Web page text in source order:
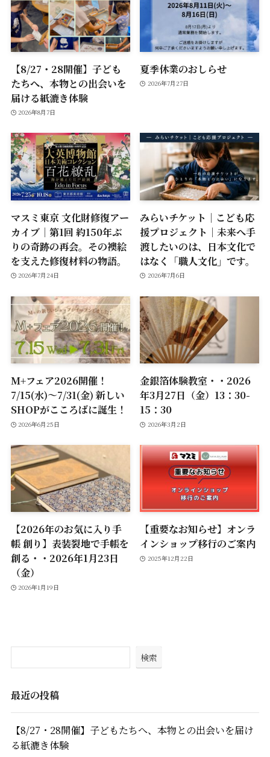
【8/27・28開催】子ども
たちへ、本物との出会いを
届ける紙漉き体験
2026年8月7日
夏季休業のおしらせ
2026年7月27日
マスミ東京 文化財修復アー
カイブ｜第1回 約150年ぶ
りの奇跡の再会。その襖絵
を支えた修復材料の物語。
2026年7月24日
みらいチケット｜こども応
援プロジェクト｜未来へ手
渡したいのは、日本文化で
はなく「職人文化」です。
2026年7月6日
M+フェア2026開催！
7/15(水)～7/31(金) 新しい
SHOPがこころばに誕生！
2026年6月25日
金銀箔体験教室・・2026
年3月27日（金）13：30-
15：30
2026年3月2日
【2026年のお気に入り手
帳 創り】表装裂地で手帳を
創る・・2026年1月23日
（金）
2026年1月19日
【重要なお知らせ】オンラ
インショップ移行のご案内
2025年12月22日
検索
最近の投稿
【8/27・28開催】子どもたちへ、本物との出会いを届け
る紙漉き体験